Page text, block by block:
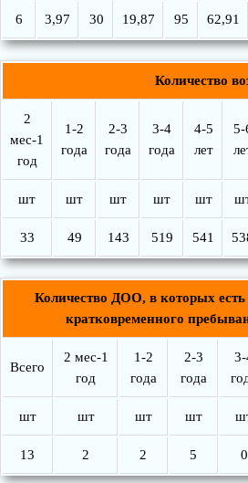
6 3,97 30 19,87 95 62,91
Количество
2
мес-1
год
1-2
года
2-3
года
3-4
года
4-5
лет
5-
шт шт шт шт шт
33 49 143 519 541
Количество ДОО, в которых
кратковременного
Всего
2 мес-1
год
1-2
года
2-3
года
шт шт шт шт
13 2 2 5 0